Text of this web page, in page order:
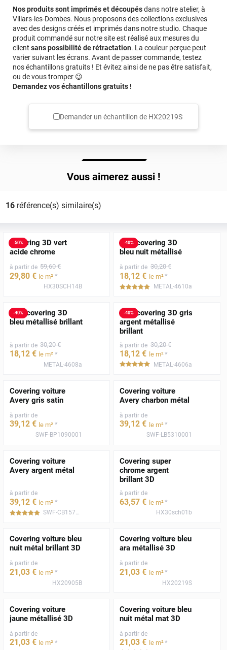
Nos produits sont imprimés et découpésdans notre atelier, à
Villars-les-Dombes. Nous proposons des collections exclusives
avec des designs créés et imprimés dans notre studio. Chaque
produit commandé sur notre site est réalisé aux mesures du
client sans possibilité de rétractation. La couleur perçue peut
varier suivant les écrans. Avant de passer commande, testez
nos échantillons gratuits ! Et évitez ainsi de ne pas être satisfait,
ou de vous tromper 😉
Demandez vos échantillons gratuits !
Demander un échantillon de HX20219S
Vous aimerez aussi !
16référence(s) similaire(s)
-50%
Covering 3D vert
acide chrome
à partir de 59,60 €
29,80 € le m² *
HX30SCH14B
-40%
Film covering 3D
bleu nuit métallisé
à partir de 30,20 €
18,12 € le m²*
*****
METAL-4610a
-40%
Film covering 3D
bleu métallisé brillant
à partir de 30,20 €
18,12 € le m² *
METAL-4608a
-40%
Film covering 3D gris
argent métallisé
brillant
à partir de 30,20 €
18,12 € le m²*
*****
METAL-4606a
Covering voiture
Avery gris satin
à partir de
39,12 € le m² *
SWF-BP1090001
Covering voiture
Avery charbon métal
à partir de
39,12 € le m²*
SWF-LB5310001
Covering voiture
Avery argent métal
à partir de
39,12 € le m² *
***** SWF-CB1570001
Covering super
chrome argent
brillant 3D
à partir de
63,57 € le m²*
HX30sch01b
Covering voiture bleu
nuit métal brillant 3D
à partir de
21,03 € le m² *
HX20905B
Covering voiture bleu
ara métallisé 3D
à partir de
21,03 € le m²*
HX20219S
Covering voiture
jaune métallisé 3D
à partir de
21 ,03 € le m² *
Covering voiture bleu
nuit métal mat 3D
à partir de
21 ,03 € le m²*